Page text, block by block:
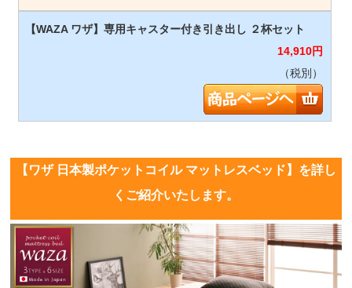
14,910円
（税別）
【ワザ 日本製ポケットコイル マットレスベッド】を詳し
くご紹介いたします。